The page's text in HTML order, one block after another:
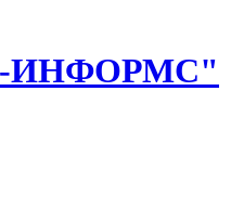
ИНФОРМС"